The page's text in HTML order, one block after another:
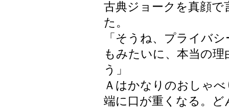
古典ジョークを真顔で
た。
「そうね、プライバ
もみたいに、本当の
う」
Ａはかなりのおしゃ
端に口が重くなる。